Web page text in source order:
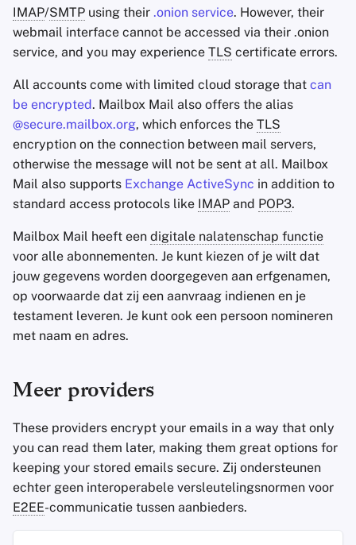
IMAP/SMTP using their .onion service. However, their
webmail interface cannot be accessed via their .onion
service, and you may experience TLS certificate errors.
All accounts come with limited cloud storage that can
be encrypted. Mailbox Mail also offers the alias
@secure.mailbox.org, which enforces the TLS
encryption on the connection between mail servers,
otherwise the message will not be sent at all. Mailbox
Mail also supports Exchange ActiveSync in addition to
standard access protocols like IMAP and POP3.
Mailbox Mail heeft een digitale nalatenschap functie
voor alle abonnementen. Je kunt kiezen of je wilt dat
jouw gegevens worden doorgegeven aan erfgenamen,
op voorwaarde dat zij een aanvraag indienen en je
testament leveren. Je kunt ook een persoon nomineren
met naam en adres.
Meer providers
These providers encrypt your emails in a way that only
you can read them later, making them great options for
keeping your stored emails secure. Zij ondersteunen
echter geen interoperabele versleutelingsnormen voor
E2EE-communicatie tussen aanbieders.